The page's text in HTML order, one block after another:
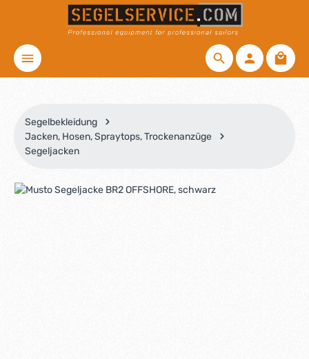
Zum Hauptinhalt springen
Segelbekleidung
Jacken, Hosen, Spraytops, Trockenanzüge
Segeljacken
Bildergalerie überspringen